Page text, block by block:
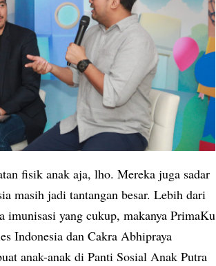
fisik anak aja, lho. Mereka juga sadar
masih jadi tantangan besar. Lebih dari
imunisasi yang cukup, makanya PrimaKu
Indonesia dan Cakra Abhipraya
anak-anak di Panti Sosial Anak Putra